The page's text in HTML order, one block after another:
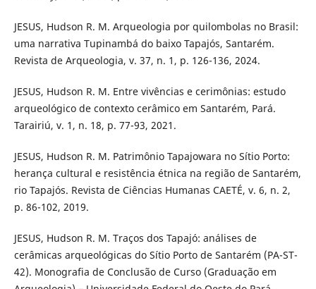
JESUS, Hudson R. M. Arqueologia por quilombolas no Brasil:
uma narrativa Tupinambá do baixo Tapajós, Santarém.
Revista de Arqueologia, v. 37, n. 1, p. 126-136, 2024.
JESUS, Hudson R. M. Entre vivências e cerimônias: estudo
arqueológico de contexto cerâmico em Santarém, Pará.
Tarairiú, v. 1, n. 18, p. 77-93, 2021.
JESUS, Hudson R. M. Patrimônio Tapajowara no Sítio Porto:
herança cultural e resistência étnica na região de Santarém,
rio Tapajós. Revista de Ciências Humanas CAETÉ, v. 6, n. 2,
p. 86-102, 2019.
JESUS, Hudson R. M. Traços dos Tapajó: análises de
cerâmicas arqueológicas do Sítio Porto de Santarém (PA-ST-
42). Monografia de Conclusão de Curso (Graduação em